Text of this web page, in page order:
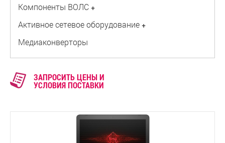
Компоненты ВОЛС +
Активное сетевое оборудование +
Медиаконверторы
ЗАПРОСИТЬ ЦЕНЫ И
УСЛОВИЯ ПОСТАВКИ